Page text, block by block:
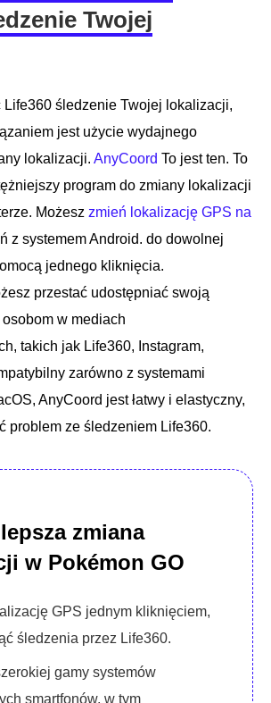
Twojej
śledzenie Twojej lokalizacji,
jest użycie wydajnego
lokalizacji. AnyCoord To jest ten. To
program do zmiany lokalizacji
Możesz zmień lokalizację GPS na
z systemem Android. do dowolnej
jednego kliknięcia.
przestać udostępniać swoją
w mediach
takich jak Life360, Instagram,
zarówno z systemami
AnyCoord jest łatwy i elastyczny,
problem ze śledzeniem Life360.
zmiana
w Pokémon GO
GPS jednym kliknięciem,
śledzenia przez Life360.
gamy systemów
smartfonów, w tym